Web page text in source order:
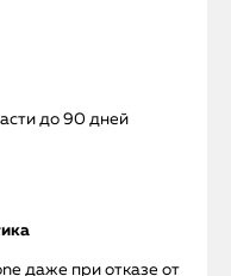
до 90 дней
даже при отказе от